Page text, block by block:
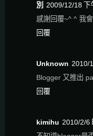
別
2009/12/18 下
感謝回覆~^ ^ 我
回覆
Unknown 2010/
Blogger 又推出
回覆
kimihu 2010/2/6